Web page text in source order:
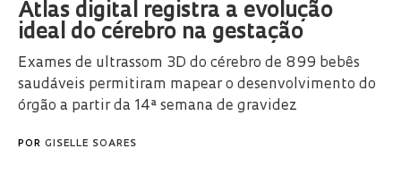
Atlas digital registra a evolução
ideal do cérebro na gestação
Exames de ultrassom 3D do cérebro de 899 bebês
saudáveis permitiram mapear o desenvolvimento do
órgão a partir da 14ª semana de gravidez
POR GISELLE SOARES